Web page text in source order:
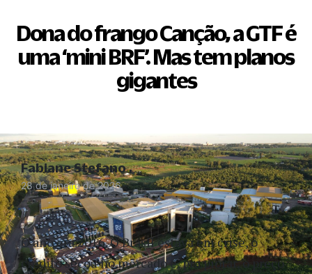
Dona do frango Canção, a GTF é
uma ‘mini BRF’. Mas tem planos
gigantes
28 de janeiro de 2026
O ano era 2016. O Brasil estava em crise, o
crédito secou no mercado e, pra piorar, o preço
Fabiane Stefano